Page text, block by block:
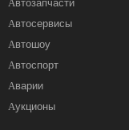
Автозапчасти
Автосервисы
Автошоу
Автоспорт
Аварии
Аукционы